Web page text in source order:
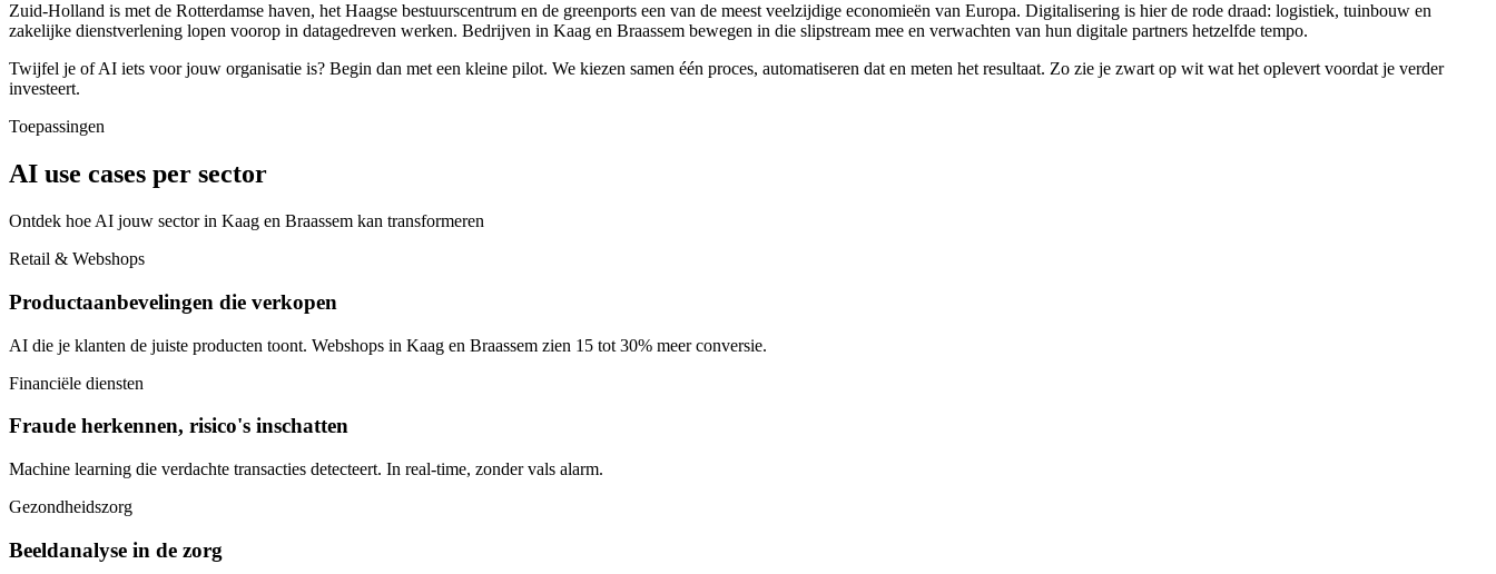
Zuid-Holland is met de Rotterdamse haven, het Haagse bestuurscentrum en de greenports een van de meest veelzijdige economieën van Europa. Digitalisering is hier de rode draad: logistiek, tuinbouw en
zakelijke dienstverlening lopen voorop in datagedreven werken. Bedrijven in Kaag en Braassem bewegen in die slipstream mee en verwachten van hun digitale partners hetzelfde tempo.
Twijfel je of AI iets voor jouw organisatie is? Begin dan met een kleine pilot. We kiezen samen één proces, automatiseren dat en meten het resultaat. Zo zie je zwart op wit wat het oplevert voordat je verder
investeert.
Toepassingen
AI use cases per sector
Ontdek hoe AI jouw sector in Kaag en Braassem kan transformeren
Retail & Webshops
Productaanbevelingen die verkopen
AI die je klanten de juiste producten toont. Webshops in Kaag en Braassem zien 15 tot 30% meer conversie.
Financiële diensten
Fraude herkennen, risico's inschatten
Machine learning die verdachte transacties detecteert. In real-time, zonder vals alarm.
Gezondheidszorg
Beeldanalyse in de zorg